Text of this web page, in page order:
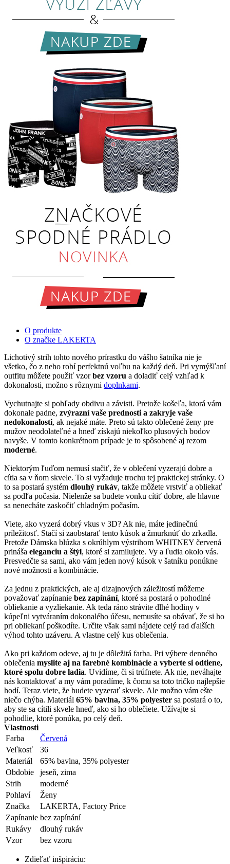
O produkte
O značke LAKERTA
Lichotivý strih tohto nového prírastku do vášho šatníka nie je
všetko, čo z neho robí perfektnú voľbu na každý deň. Pri vymýšľaní
outfitu môžete použiť vzorbez vzoru a doladiť celý vzhľad k
dokonalosti, možno s rôznymi doplnkami.
Vychutnajte si pohľady obdivu a závisti. Pretože košeľa, ktorá vám
dokonale padne, zvýrazní vaše prednosti a zakryje vaše
nedokonalosti, ak nejaké máte. Preto sú takto oblečené ženy pre
mužov neodolateľné a hneď získajú niekoľko plusových bodov
navyše. V tomto konkrétnom prípade je to spôsobené aj rezom
moderné.
Niektorým ľuďom nemusí stačiť, že v oblečení vyzerajú dobre a
cítia sa v ňom skvele. To si vyžaduje trochu tej praktickej stránky. O
to sa postará systém dlouhý rukáv, takže môžete vrstviť a obliekať
sa podľa počasia. Nielenže sa budete vonku cítiť dobre, ale hlavne
sa nenecháte zaskočiť chladným počasím.
Viete, ako vyzerá dobrý vkus v 3D? Ak nie, máte jedinečnú
príležitosť. Stačí si zaobstarať tento kúsok a žmurknúť do zrkadla.
Pretože Dámska blúzka s okrúhlym výstrihom WHITNEY červená
prináša eleganciu a štýl, ktoré si zamilujete. Vy a ľudia okolo vás.
Presvedčte sa sami, ako vám jeden nový kúsok v šatníku ponúkne
nové možnosti a kombinácie.
Za jednu z praktických, ale aj dizajnových záležitostí môžeme
považovať zapínanie bez zapínání, ktoré sa postará o pohodlné
obliekanie a vyzliekanie. Ak teda ráno strávite dlhé hodiny v
kúpeľni vytváraním dokonalého účesu, nemusíte sa obávať, že si ho
pri obliekaní poškodíte. Určite však sami nájdete celý rad ďalších
výhod tohto uzáveru. A vlastne celý kus oblečenia.
Ako pri každom odeve, aj tu je dôležitá farba. Pri výbere denného
oblečenia myslite aj na farebné kombinácie a vyberte si odtiene,
ktoré spolu dobre ladia. Uvidíme, či si trúfnete. Ak nie, neváhajte
nás kontaktovať a my vám poradíme, k čomu sa toto tričko najlepšie
hodí. Teraz viete, že budete vyzerať skvele. Ale možno vám ešte
niečo chýba. Materiál 65% bavlna, 35% polyester sa postará o to,
aby ste sa cítili skvele hneď, ako si ho oblečiete. Užívajte si
pohodlie, ktoré ponúka, po celý deň.
Vlastnosti
Farba
Červená
Veľkosť
36
Materiál
65% bavlna, 35% polyester
Obdobie
jeseň, zima
Strih
moderné
Pohlaví
Ženy
Značka
LAKERTA, Factory Price
Zapínanie bez zapínání
Rukávy
dlouhý rukáv
Vzor
bez vzoru
Zdieľať inšpiráciu: